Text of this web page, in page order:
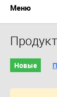
Меню
Новые